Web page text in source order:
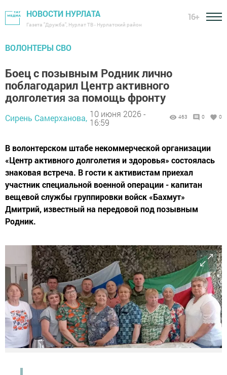
НОВОСТИ НУРЛАТА
Газета "Дружба", Нурлат ТВ - Нурлатский район
16+
ВОЛОНТЕРЫ СВО
Боец с позывным Родник лично
поблагодарил Центр активного
долголетия за помощь фронту
Сирень Самерханова, 10 июня 2026 -
16:59
463 0 0
В волонтерском штабе некоммерческой организации
«Центр активного долголетия и здоровья» состоялась
знаковая встреча. В гости к активистам приехал
участник специальной военной операции - капитан
вещевой службы группировки войск «Бахмут»
Дмитрий, известный на передовой под позывным
Родник.